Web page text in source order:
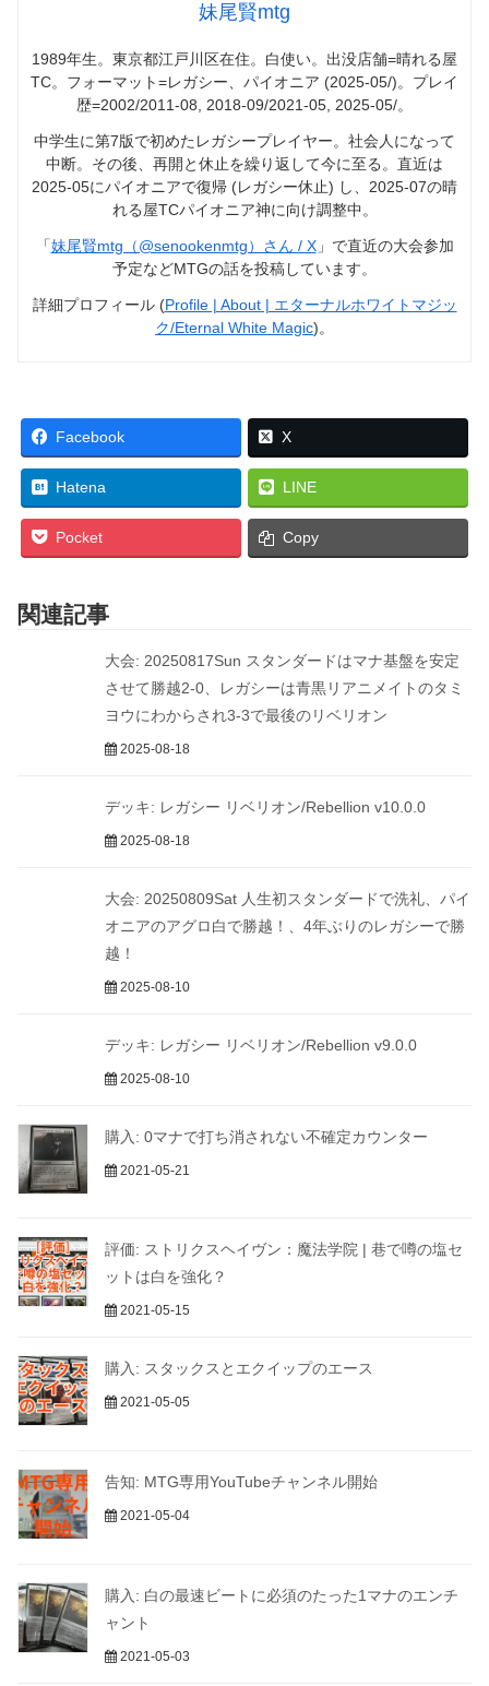
妹尾賢mtg
1989年生。東京都江戸川区在住。白使い。出没店舗=晴れる屋
TC。フォーマット=レガシー、パイオニア (2025-05/)。プレイ
歴=2002/2011-08, 2018-09/2021-05, 2025-05/。
中学生に第7版で初めたレガシープレイヤー。社会人になって
中断。その後、再開と休止を繰り返して今に至る。直近は
2025-05にパイオニアで復帰 (レガシー休止) し、2025-07の晴
れる屋TCパイオニア神に向け調整中。
「妹尾賢mtg（@senookenmtg）さん / X」で直近の大会参加
予定などMTGの話を投稿しています。
詳細プロフィール (Profile | About | エターナルホワイトマジッ
ク/Eternal White Magic)。
Facebook X
Hatena LINE
Pocket Copy
関連記事
大会: 20250817Sun スタンダードはマナ基盤を安定
させて勝越2-0、レガシーは青黒リアニメイトのタミ
ヨウにわからされ3-3で最後のリベリオン
2025-08-18
デッキ: レガシー リベリオン/Rebellion v10.0.0
2025-08-18
大会: 20250809Sat 人生初スタンダードで洗礼、パイ
オニアのアグロ白で勝越！、4年ぶりのレガシーで勝
越！
2025-08-10
デッキ: レガシー リベリオン/Rebellion v9.0.0
2025-08-10
購入: 0マナで打ち消されない不確定カウンター
2021-05-21
評価: ストリクスヘイヴン：魔法学院 | 巷で噂の塩セ
ットは白を強化？
2021-05-15
購入: スタックスとエクイップのエース
2021-05-05
告知: MTG専用YouTubeチャンネル開始
2021-05-04
購入: 白の最速ビートに必須のたった1マナのエンチ
ャント
2021-05-03